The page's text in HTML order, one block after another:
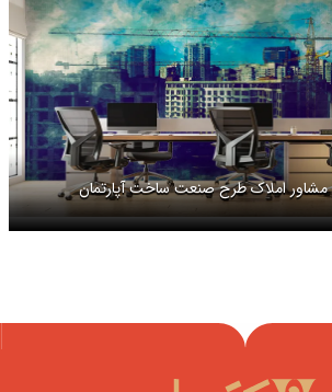
املاک طرح صنعت ساخت آپارتمان